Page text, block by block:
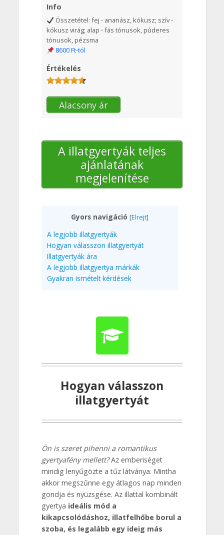
Info
Összetétel: fej - ananász, kókusz; szív -
kókusz virág; alap - fás tónusok, púderes
tónusok, pézsma
8600 Ft-tól
Értékelés
Alacsony ár
A illatgyertyák teljes
ajánlatának
megjelenítése
Gyors navigáció [Elrejt]
A legjobb illatgyertyák
Hogyan válasszon illatgyertyát
Illatgyertyák ára
A legjobb illatgyertya márkák
Gyakran ismételt kérdések
Hogyan válasszon
illatgyertyát
Ön is szeret pihenni a romantikus
gyertyafény mellett?Az emberiséget
mindig lenyűgözte a tűz látványa. Mintha
akkor megszűnne egy átlagos nap minden
gondja és nyüzsgése. Az illattal kombinált
gyertya ideális mód a
kikapcsolódáshoz, illatfelhőbe borul a
szoba, és legalább egy ideig más